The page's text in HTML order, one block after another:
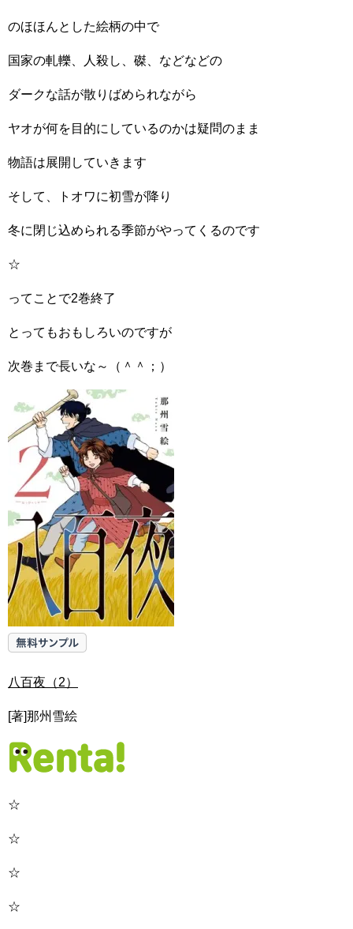
のほほんとした絵柄の中で
国家の軋轢、人殺し、磔、などなどの
ダークな話が散りばめられながら
ヤオが何を目的にしているのかは疑問のまま
物語は展開していきます
そして、トオワに初雪が降り
冬に閉じ込められる季節がやってくるのです
☆
ってことで2巻終了
とってもおもしろいのですが
次巻まで長いな～（＾＾；）
八百夜（2）
[著]那州雪絵
☆
☆
☆
☆